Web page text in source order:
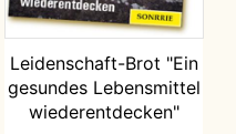
IN DEN WARENKORB LEGEN
Leidenschaft-Brot "Ein
gesundes Lebensmittel
wiederentdecken"